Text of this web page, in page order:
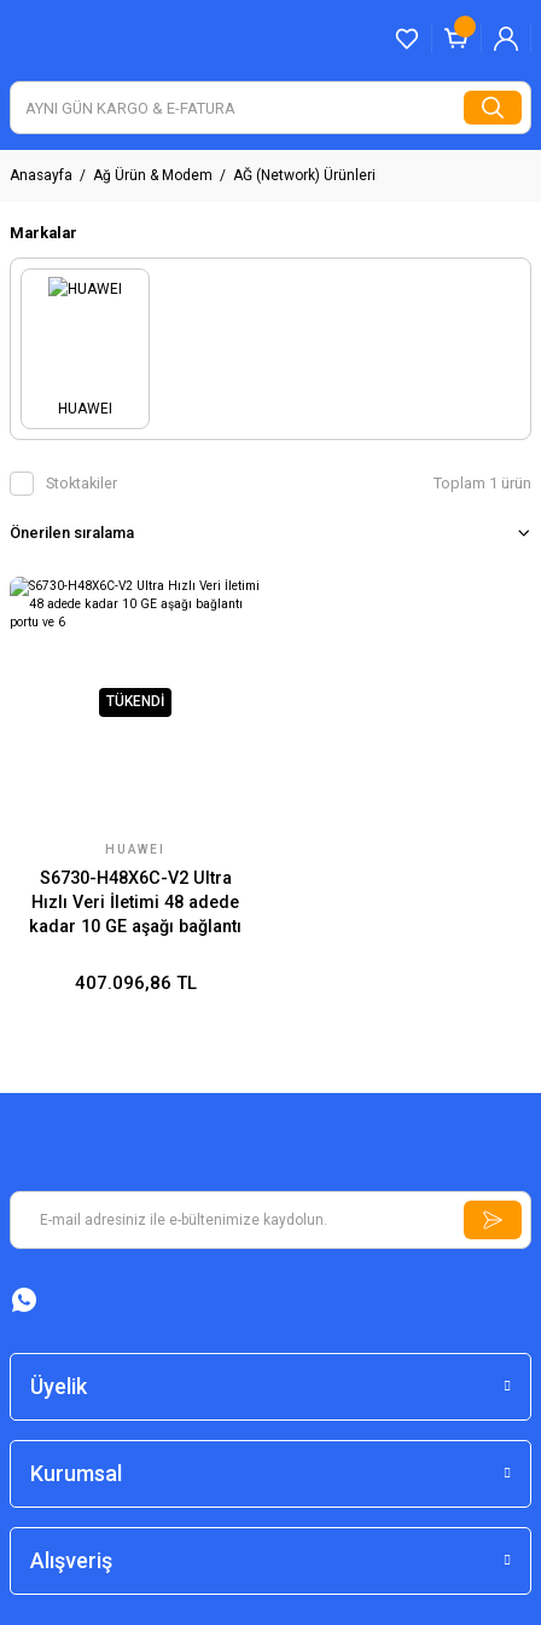
Anasayfa Ağ Ürün & Modem AĞ (Network) Ürünleri
Markalar
HUAWEI
Stoktakiler Toplam 1 ürün
TÜKENDİ
HUAWEI
S6730-H48X6C-V2 Ultra
Hızlı Veri İletimi 48 adede
kadar 10 GE aşağı bağlantı
407.096,86 TL
Üyelik
Kurumsal
Alışveriş